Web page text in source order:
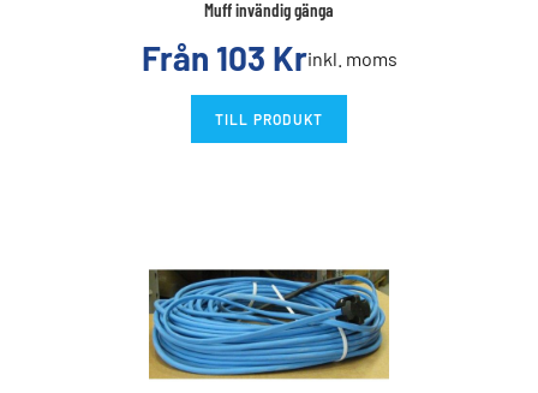
Muff invändig gänga
Från 103 Krinkl. moms
TILL PRODUKT